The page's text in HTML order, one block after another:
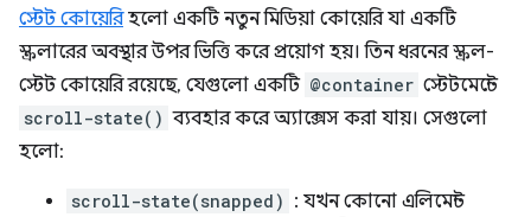
স্টেট কোয়েরিহলো একটি নতুন মিডিয়া কোয়েরি যা একটি
স্ক্রলারের অবস্থার উপর ভিত্তি করে প্রয়োগ হয়। তিন ধরনের স্ক্রল-
স্টেট কোয়েরি রয়েছে, যেগুলো একটি @container স্টেটমেন্টে
scroll-state() ব্যবহার করে অ্যাক্সেস করা যায়। সেগুলো
হলো:
scroll-state(snapped) : যখন কোনো এলিমেন্ট